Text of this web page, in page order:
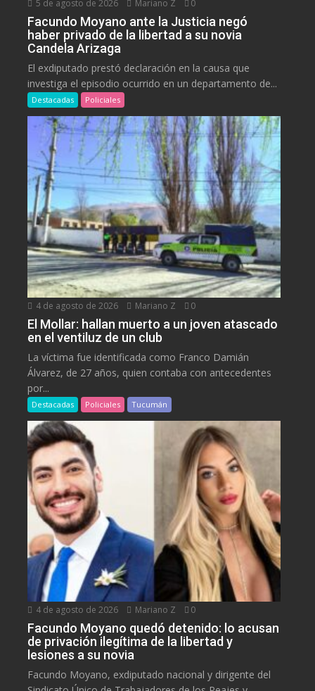
5 de agosto de 2026 Mariano Z 0
Facundo Moyano ante la Justicia negó
haber privado de la libertad a su novia
Candela Arizaga
El exdiputado prestó declaración en la causa que
investiga el episodio ocurrido en un departamento de...
Destacadas Policiales
4 de agosto de 2026 Mariano Z 0
El Mollar: hallan muerto a un joven atascado
en el ventiluz de un club
La víctima fue identificada como Franco Damián
Álvarez, de 27 años, quien contaba con antecedentes
por...
Destacadas Policiales Tucumán
4 de agosto de 2026 Mariano Z 0
Facundo Moyano quedó detenido: lo acusan
de privación ilegítima de la libertad y
lesiones a su novia
Facundo Moyano, exdiputado nacional y dirigente del